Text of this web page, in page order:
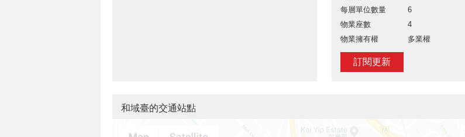
每層單位數量
6
物業座數
4
物業擁有權
多業權
訂閱更新
和域臺的交通站點